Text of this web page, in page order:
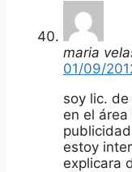
maria
01/09/
soy lic.
en el
estoy
explicara